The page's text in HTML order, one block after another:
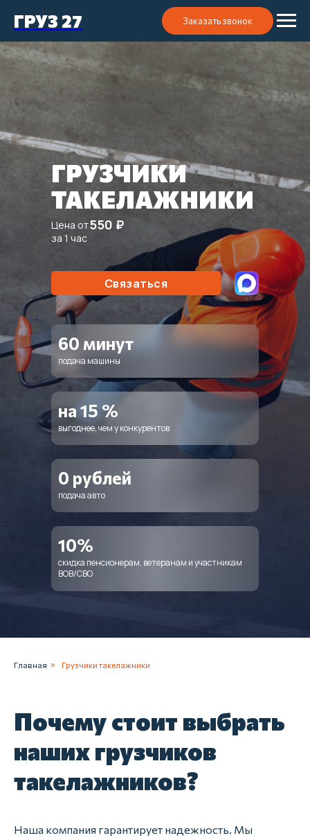
ГРУЗ 27 Заказать звонок
ГРУЗЧИКИ
ТАКЕЛАЖНИКИ
Цена от
за 1 час
550 ₽
Связаться
подача машины
подача авто
60 минут
выгоднее, чем у конкурентов
на 15 %
0 рублей
скидка пенсионерам, ветеранам и участникам
ВОВ/СВО
10%
Главная » Грузчики такелажники
Почему стоит выбрать
наших грузчиков
такелажников?
Наша компания гарантирует надежность. Мы